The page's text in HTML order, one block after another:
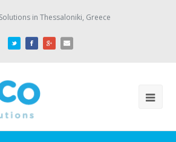
in Thessaloniki, Greece